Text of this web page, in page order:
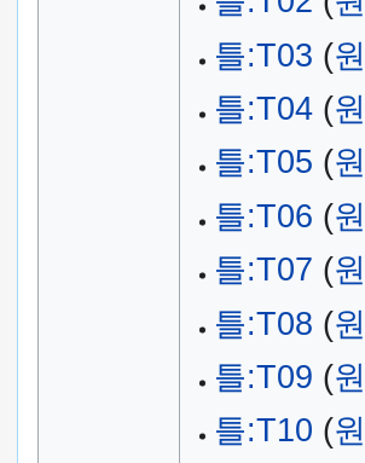
틀:T03 (
틀:T04(
틀:T05 (
틀:T06 (
틀:T07 (
틀:T08 (
틀:T09 (
틀:T10 (